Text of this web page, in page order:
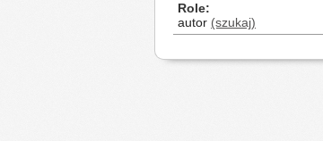
Role
autor (szukaj)